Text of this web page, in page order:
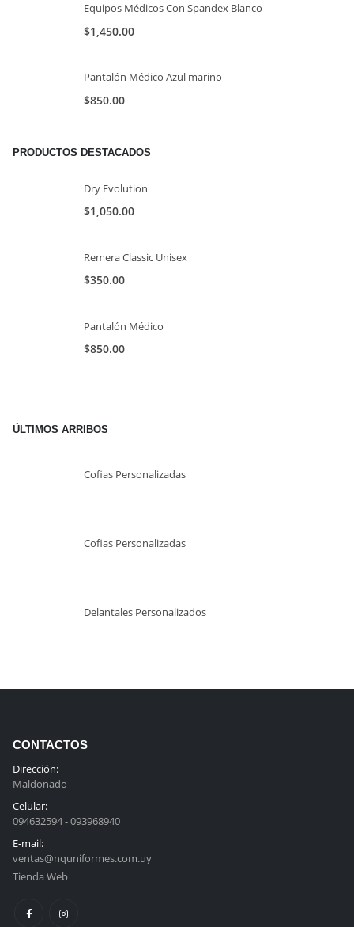
Equipos Médicos Con Spandex Blanco
$1,450.00
Pantalón Médico Azul marino
$850.00
PRODUCTOS DESTACADOS
Dry Evolution
$1,050.00
Remera Classic Unisex
$350.00
Pantalón Médico
$850.00
ÚLTIMOS ARRIBOS
Cofias Personalizadas
Cofias Personalizadas
Delantales Personalizados
CONTACTOS
Dirección:
Maldonado
Celular:
094632594 - 093968940
E-mail:
ventas@nquniformes.com.uy
Tienda Web